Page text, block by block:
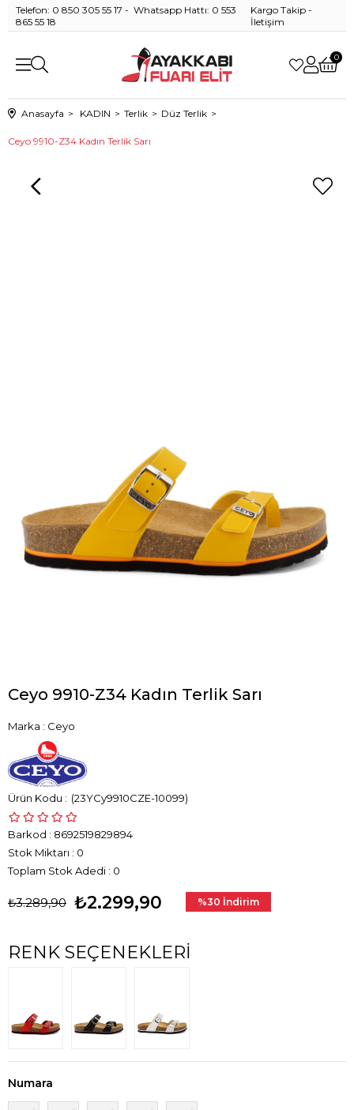
Telefon: 0 850 305 55 17 - Whatsapp Hattı: 0 553
865 55 18
Kargo Takip -
İletişim
0
Anasayfa KADIN Terlik Düz Terlik
Ceyo 9910-Z34 Kadın Terlik Sarı
Ceyo 9910-Z34 Kadın Terlik Sarı
Marka : Ceyo
(23YCy9910CZE-10099)
Barkod : 8692519829894
Stok Miktarı : 0
Toplam Stok Adedi : 0
₺3.289,90 ₺2.299,90 %30 İndirim
RENK SEÇENEKLERI
Numara